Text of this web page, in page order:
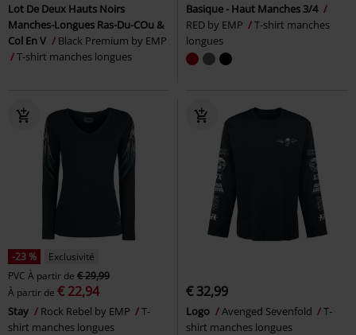
Lot De Deux Hauts Noirs
Manches-Longues Ras-Du-COu &
Col En V
Black Premium by EMP
T-shirt manches longues
Basique - Haut Manches 3/4
RED by EMP
T-shirt manches
longues
-23 %
Exclusivité
PVC À partir de € 29,99
À partir de € 22,94
Stay Rock Rebel by EMP
T-
shirt manches longues
€ 32,99
Logo Avenged Sevenfold
T-
shirt manches longues